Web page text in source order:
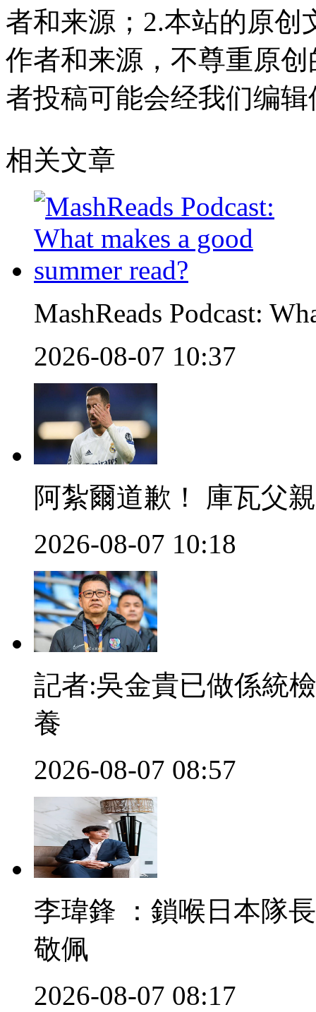
者和来源；2.本站的原
作者和来源，不尊重原
者投稿可能会经我们编
相关文章
MashReads Podcast:
2026-08-07 10:37
阿紮爾道歉！ 庫瓦父
2026-08-07 10:18
記者:吳金貴已做係統
養
2026-08-07 08:57
李瑋鋒 ：鎖喉日本隊
敬佩
2026-08-07 08:17